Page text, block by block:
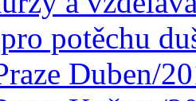
potěchu
Duben/